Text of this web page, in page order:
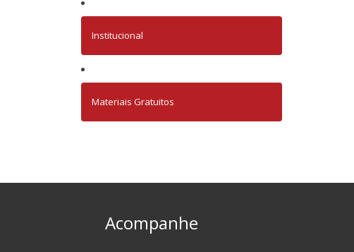
Institucional
Materiais Gratuitos
Acompanhe